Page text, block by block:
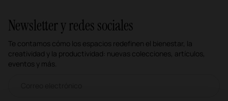
Newsletter y redes sociales
Te contamos cómo los espacios redefinen el bienestar, la
creatividad y la productividad: nuevas colecciones, artículos,
eventos y más.